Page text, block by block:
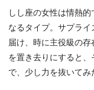
しし座の女性は情熱
なるタイプ。サプラ
届け、時に主役級の
を置き去りにすると
で、少し力を抜いてみ